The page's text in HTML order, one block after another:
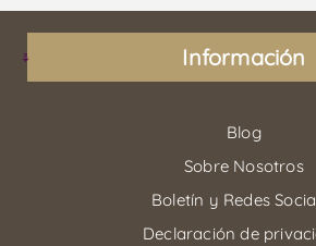
Información
Blog
Sobre Nosotros
Boletín y Redes
Declaración de